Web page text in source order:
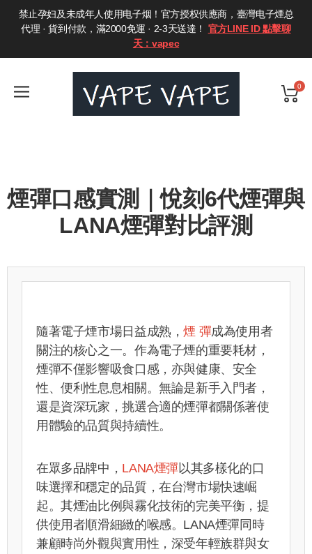
禁止孕妇及未成年人使用电子烟！官方授权供應商，臺灣电子煙总
代理 · 貨到付款，滿2000免運 · 2-3天送達！ 官方LINE ID 點擊聊
天：vapec
0
煙彈口感實測｜悅刻6代煙彈與
LANA煙彈對比評測
隨著電子煙市場日益成熟，煙 彈成為使用者
關注的核心之一。作為電子煙的重要耗材，
煙彈不僅影響吸食口感，亦與健康、安全
性、便利性息息相關。無論是新手入門者，
還是資深玩家，挑選合適的煙彈都關係著使
用體驗的品質與持續性。
在眾多品牌中， LANA煙彈 以其多樣化的口
味選擇和穩定的品質，在台灣市場快速崛
起。其煙油比例與霧化技術的完美平衡，提
供使用者順滑細緻的喉感。LANA煙彈同時
兼顧時尚外觀與實用性，深受年輕族群與女